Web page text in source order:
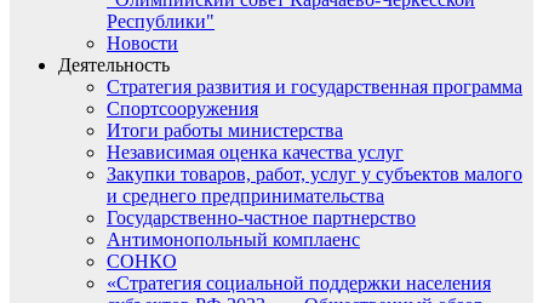
Республики"
Новости
Деятельность
Стратегия развития и государственная программа
Спортсооружения
Итоги работы министерства
Независимая оценка качества услуг
Закупки товаров, работ, услуг у субъектов малого
и среднего предпринимательства
Государственно-частное партнерство
Антимонопольный комплаенс
СОНКО
«Стратегия социальной поддержки населения